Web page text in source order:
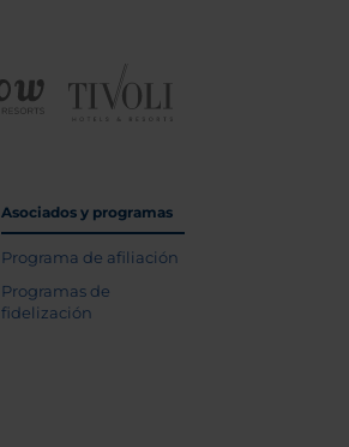
Asociados y programas
Programa de afiliación
Programas de
fidelización